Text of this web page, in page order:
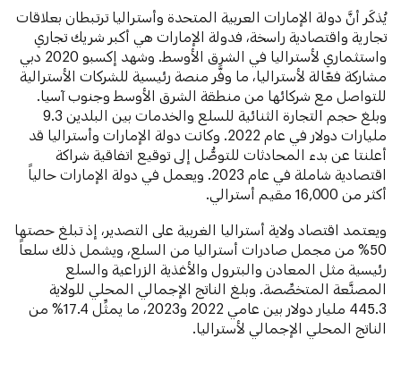
يُذكَر أنَّ دولة الإمارات العربية المتحدة وأستراليا ترتبطان بعلاقات
تجارية واقتصادية راسخة، فدولة الإمارات هي أكبر شريك تجاري
واستثماري لأستراليا في الشرق الأوسط. وشهد إكسبو 2020 دبي
مشاركة فعّالة لأستراليا، ما وفَّر منصة رئيسية للشركات الأسترالية
للتواصل مع شركائها من منطقة الشرق الأوسط وجنوب آسيا.
وبلغ حجم التجارة الثنائية للسلع والخدمات بين البلدين 9.3
مليارات دولار في عام 2022. وكانت دولة الإمارات وأستراليا قد
أعلنتا عن بدء المحادثات للتوصُّل إلى توقيع اتفاقية شراكة
اقتصادية شاملة في عام 2023. ويعمل في دولة الإمارات حالياً
أكثر من 16,000 مقيم أسترالي.
ويعتمد اقتصاد ولاية أستراليا الغربية على التصدير، إذ تبلغ حصتها
50% من مجمل صادرات أستراليا من السلع، ويشمل ذلك سلعاً
رئيسية مثل المعادن والبترول والأغذية الزراعية والسلع
المصنَّعة المتخصِّصة. وبلغ الناتج الإجمالي المحلي للولاية
445.3 مليار دولار بين عامي 2022 و2023، ما يمثِّل 17.4% من
الناتج المحلي الإجمالي لأستراليا.